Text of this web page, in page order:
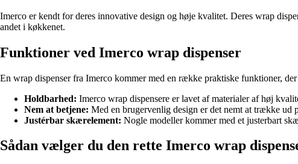
Imerco er kendt for deres innovative design og høje kvalitet. Deres wrap
andet i køkkenet.
Funktioner ved Imerco wrap dispenser
En wrap dispenser fra Imerco kommer med en række praktiske funktioner,
Holdbarhed: Imerco wrap dispensere er lavet af materialer af høj
Nem at betjene: Med en brugervenlig design er det nemt at trække
Justérbar skærelement: Nogle modeller kommer med et justerbart
Sådan vælger du den rette Imerco wrap